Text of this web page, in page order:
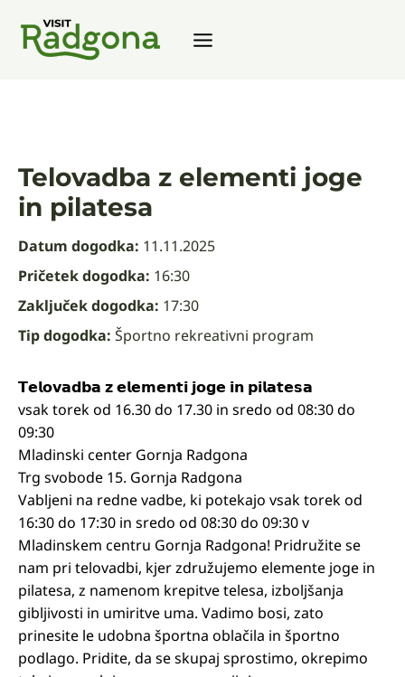
Inhalt
springen
Telovadba z elementi joge
in pilatesa
Datum dogodka: 11.11.2025
Pričetek dogodka: 16:30
Zaključek dogodka: 17:30
Tip dogodka: Športno rekreativni program
𝗧𝗲𝗹𝗼𝘃𝗮𝗱𝗯𝗮 𝘇 𝗲𝗹𝗲𝗺𝗲𝗻𝘁𝗶 𝗷𝗼𝗴𝗲 𝗶𝗻 𝗽𝗶𝗹𝗮𝘁𝗲𝘀𝗮
vsak torek od 16.30 do 17.30 in sredo od 08:30 do
09:30
Mladinski center Gornja Radgona
Trg svobode 15. Gornja Radgona
Vabljeni na redne vadbe, ki potekajo vsak torek od
16:30 do 17:30 in sredo od 08:30 do 09:30 v
Mladinskem centru Gornja Radgona! Pridružite se
nam pri telovadbi, kjer združujemo elemente joge in
pilatesa, z namenom krepitve telesa, izboljšanja
gibljivosti in umiritve uma. Vadimo bosi, zato
prinesite le udobna športna oblačila in športno
podlago. Pridite, da se skupaj sprostimo, okrepimo